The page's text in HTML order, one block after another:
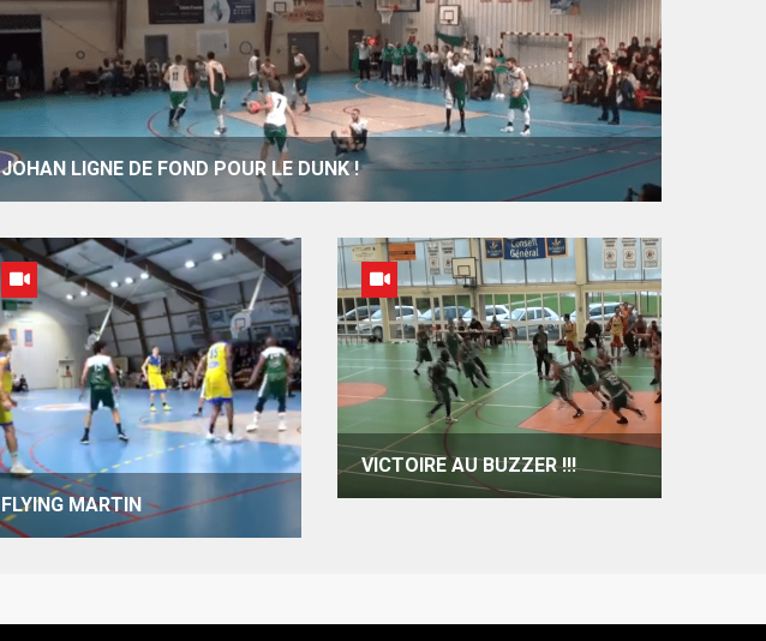
JOHAN LIGNE DE FOND POUR LE DUNK !
FLYING MARTIN
VICTOIRE AU BUZZER !!!